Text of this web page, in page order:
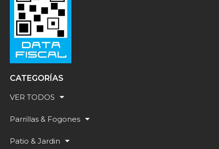
CATEGORÍAS
VER TODOS
Parrillas & Fogones
Patio & Jardin